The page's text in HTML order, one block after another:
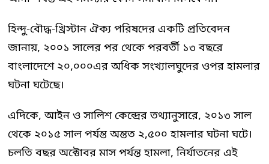
হিন্দু-বৌদ্ধ-খ্রিস্টান ঐক্য পরিষদের একটি প্রতিবেদন
জানায়, ২০০১ সালের পর থেকে পরবর্তী ১৩ বছরে
বাংলাদেশে ২০,০০০এর অধিক সংখ্যালঘুদের ওপর হামলার
ঘটনা ঘটেছে।
এদিকে, আইন ও সালিশ কেন্দ্রের তথ্যানুসারে, ২০১৩ সাল
থেকে ২০১৫ সাল পর্যন্ত অন্তত ২,৫০০ হামলার ঘটনা ঘটে।
চলতি বছর অক্টোবর মাস পর্যন্ত হামলা, নির্যাতনের এই